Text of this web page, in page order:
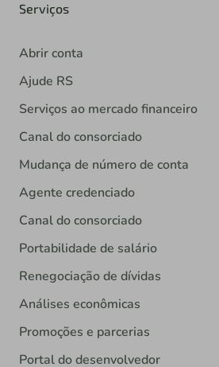
Serviços
Abrir conta
Ajude RS
Serviços ao mercado financeiro
Canal do consorciado
Mudança de número de conta
Agente credenciado
Canal do consorciado
Portabilidade de salário
Renegociação de dívidas
Análises econômicas
Promoções e parcerias
Portal do desenvolvedor